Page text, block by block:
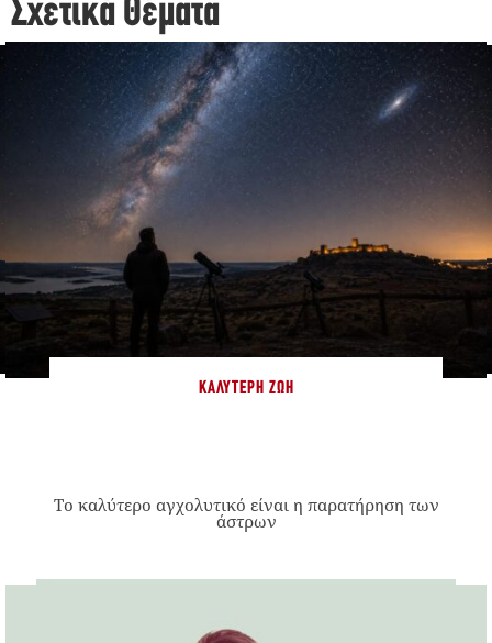
Σχετικά Θέματα
ΚΑΛΎΤΕΡΗ ΖΩΉ
Το καλύτερο αγχολυτικό είναι η παρατήρηση των
άστρων